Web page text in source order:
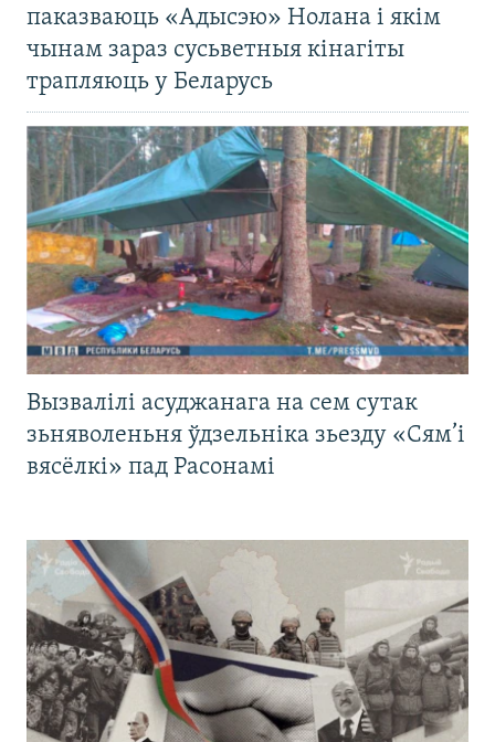
паказваюць «Адысэю» Нолана і якім
чынам зараз сусьветныя кінагіты
трапляюць у Беларусь
Вызвалілі асуджанага на сем сутак
зьняволеньня ўдзельніка зьезду «Сям’і
вясёлкі» пад Расонамі